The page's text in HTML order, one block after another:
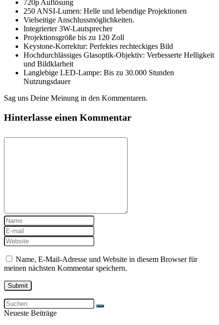
720p Auflösung
250 ANSI-Lumen: Helle und lebendige Projektionen
Vielseitige Anschlussmöglichkeiten.
Integrierter 3W-Lautsprecher
Projektionsgröße bis zu 120 Zoll
Keystone-Korrektur: Perfektes rechteckiges Bild
Hochdurchlässiges Glasoptik-Objektiv: Verbesserte Helligkeit
und Bildklarheit
Langlebige LED-Lampe: Bis zu 30.000 Stunden
Nutzungsdauer
Sag uns Deine Meinung in den Kommentaren.
Hinterlasse einen Kommentar
Name, E-Mail-Adresse und Website in diesem Browser für
meinen nächsten Kommentar speichern.
Neueste Beiträge